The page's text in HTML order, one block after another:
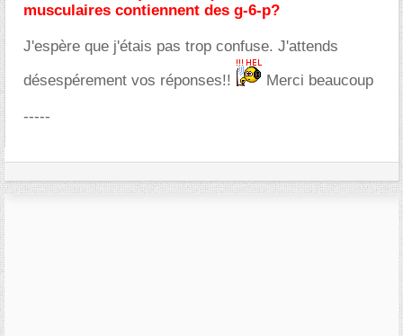
musculaires contiennent des g-6-p?
J'espère que j'étais pas trop confuse. J'attends
désespérement vos réponses!!
Merci beaucoup
-----